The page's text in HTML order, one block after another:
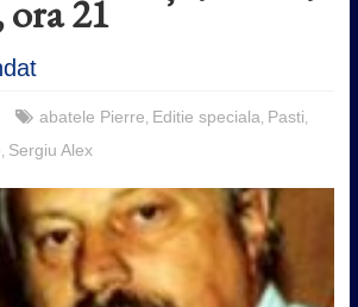
21
abatele Pierre Editie speciala Pasti
Sergiu Alex